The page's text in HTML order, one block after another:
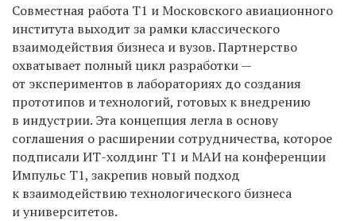
Совместная работа Т1 и Московского авиационного
института выходит за рамки классического
взаимодействия бизнеса и вузов. Партнерство
охватывает полный цикл разработки —
от экспериментов в лабораториях до создания
прототипов и технологий, готовых к внедрению
в индустрии. Эта концепция легла в основу
соглашения о расширении сотрудничества, которое
подписали ИТ-холдинг Т1 и МАИ на конференции
Импульс Т1, закрепив новый подход
к взаимодействию технологического бизнеса
и университетов.